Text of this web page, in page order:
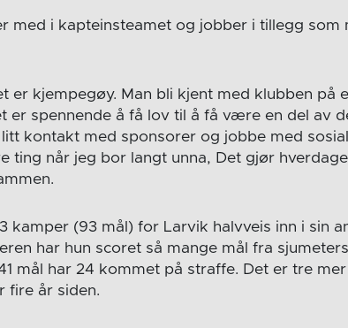
med i kapteinsteamet og jobber i tillegg
er kjempegøy. Man bli kjent med klubben på
er spennende å få lov til å få være en del av
litt kontakt med sponsorer og jobbe med
ting når jeg bor langt unna, Det gjør
kamper (93 mål) for Larvik halvveis inn i sin
har hun scoret så mange mål fra
mål har 24 kommet på straffe. Det er tre
fire år siden.